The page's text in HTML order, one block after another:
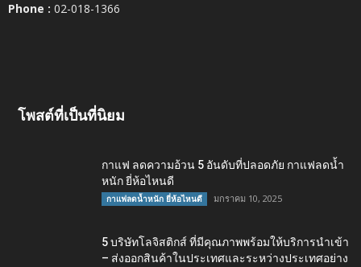
Phone : 02-018-1366
โพสต์ที่เป็นที่นิยม
กาแฟ ลดความอ้วน 5 อันดับที่ปลอดภัย กาแฟลดน้ำ
หนัก ยี่ห้อไหนดี
กาแฟลดน้ำหนัก ยี่ห้อไหนดี มกราคม 10, 2025
5 บริษัทโลจิสติกส์ ที่มีคุณภาพพร้อมให้บริการนำเข้า
– ส่งออกสินค้าในประเทศและระหว่างประเทศอย่าง